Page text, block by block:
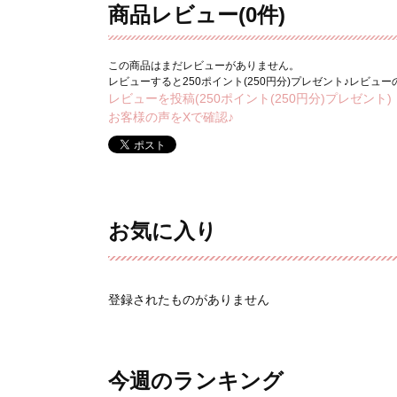
商品レビュー(0件)
この商品はまだレビューがありません。
レビューすると250ポイント(250円分)プレゼント♪レビュー
レビューを投稿(250ポイント(250円分)プレゼント)
お客様の声をXで確認♪
お気に入り
登録されたものがありません
今週のランキング